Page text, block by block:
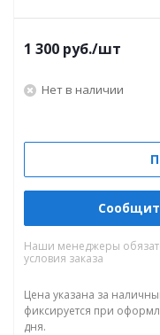
1 300 руб./шт
Нет в наличии
Наши менеджеры
условия заказа
Цена указана за
фиксируется при
дня.